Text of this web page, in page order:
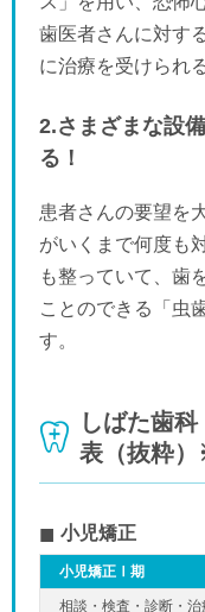
歯医者さんに対す
に治療を受けられ
2.さまざまな設
る！
患者さんの要望を
がいくまで何度も
も整っていて、歯
ことのできる「虫
す。
しばた歯
表（抜粋
小児矯正
小児矯正Ⅰ期